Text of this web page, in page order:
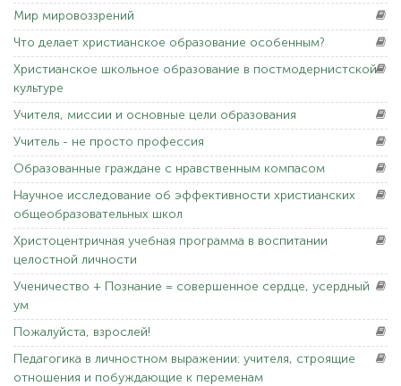
Мир мировоззрений
Что делает христианское образование особенным?
Христианское школьное образование в постмодернистской
культуре
Учителя, миссии и основные цели образования
Учитель - не просто профессия
Образованные граждане с нравственным компасом
Научное исследование об эффективности христианских
общеобразовательных школ
Христоцентричная учебная программа в воспитании
целостной личности
Ученичество + Познание = совершенное сердце, усердный
ум
Пожалуйста, взрослей!
Педагогика в личностном выражении: учителя, строящие
отношения и побуждающие к переменам